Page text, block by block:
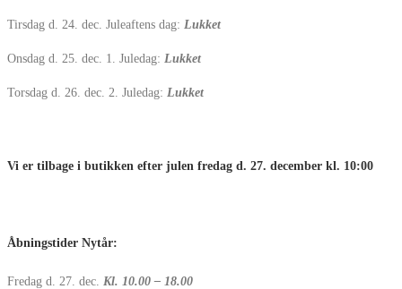
Tirsdag d. 24. dec. Juleaftens dag: Lukket
Onsdag d. 25. dec. 1. Juledag: Lukket
Torsdag d. 26. dec. 2. Juledag: Lukket
Vi er tilbage i butikken efter julen fredag d. 27. december kl. 10:00
Åbningstider Nytår:
Fredag d. 27. dec. Kl. 10.00 – 18.00